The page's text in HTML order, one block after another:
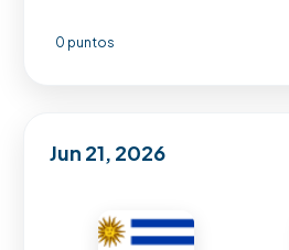
0 puntos
Jun 21, 2026